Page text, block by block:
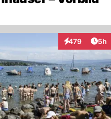
479
Interaktionen
5h